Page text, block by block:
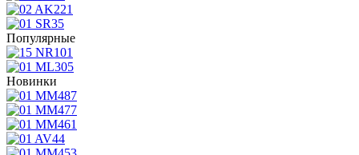
Популярные
Новинки